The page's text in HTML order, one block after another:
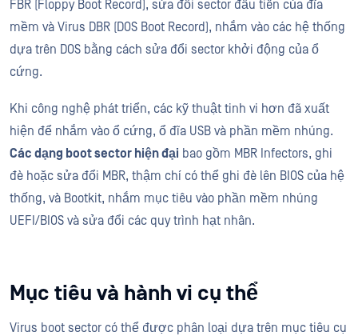
FBR (Floppy Boot Record), sửa đổi sector đầu tiên của đĩa
mềm và Virus DBR (DOS Boot Record), nhắm vào các hệ thống
dựa trên DOS bằng cách sửa đổi sector khởi động của ổ
cứng.
Khi công nghệ phát triển, các kỹ thuật tinh vi hơn đã xuất
hiện để nhắm vào ổ cứng, ổ đĩa USB và phần mềm nhúng.
Các dạng boot sector hiện đại bao gồm MBR Infectors, ghi
đè hoặc sửa đổi MBR, thậm chí có thể ghi đè lên BIOS của hệ
thống, và Bootkit, nhắm mục tiêu vào phần mềm nhúng
UEFI/BIOS và sửa đổi các quy trình hạt nhân.
Mục tiêu và hành vi cụ thể
Virus boot sector có thể được phân loại dựa trên mục tiêu cụ